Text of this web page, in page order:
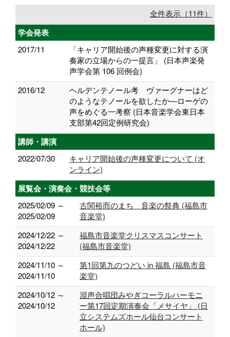
全件表示（11件）
学会発表
2017/11
「キャリア開始後の声種変更に対する演
奏家の立場からの一提言」 (日本声楽発
声学会第 106 回例会)
2016/12
ヘルデンテノール考 ヴァーグナーはど
のようなテノールを欲したか―ローゲの
声をめぐる一考察 (日本音楽学会東日本
支部第42回定例研究会)
講師・講演
2022/07/30
キャリア開始後の声種変更について (オ
ンライン)
展覧会・演奏会・競技会等
2025/02/09 ～
2025/02/09
古関裕而のまち 音楽の祭典 (福島市
音楽堂)
2024/12/22 ～
2024/12/22
福島市音楽堂クリスマスコンサート
(福島市音楽堂)
2024/11/10 ～
2024/11/10
第1回第九のつどい in 福島 (福島市音
楽堂)
2024/10/12 ～
2024/10/12
混声合唱団みやぎコーラルハーモニ
ー第17回定期演奏会「メサイヤ」 (日
立システムズホール仙台コンサート
ホール)